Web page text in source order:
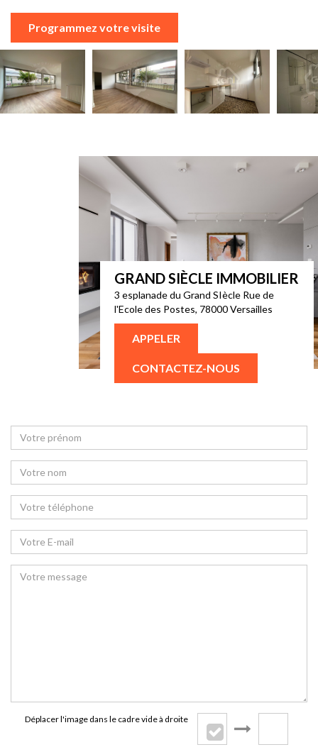
Programmez votre visite
GRAND SIÈCLE IMMOBILIER
3 esplanade du Grand SIècle Rue de
l'Ecole des Postes, 78000 Versailles
APPELER
CONTACTEZ-NOUS
Déplacer l'image dans le cadre vide à droite